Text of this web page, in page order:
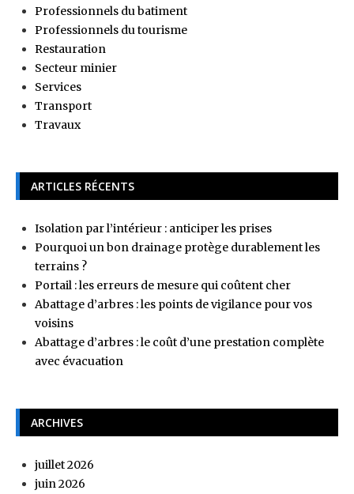
Professionnels du batiment
Professionnels du tourisme
Restauration
Secteur minier
Services
Transport
Travaux
ARTICLES RÉCENTS
Isolation par l’intérieur : anticiper les prises
Pourquoi un bon drainage protège durablement les
terrains ?
Portail : les erreurs de mesure qui coûtent cher
Abattage d’arbres : les points de vigilance pour vos
voisins
Abattage d’arbres : le coût d’une prestation complète
avec évacuation
ARCHIVES
juillet 2026
juin 2026